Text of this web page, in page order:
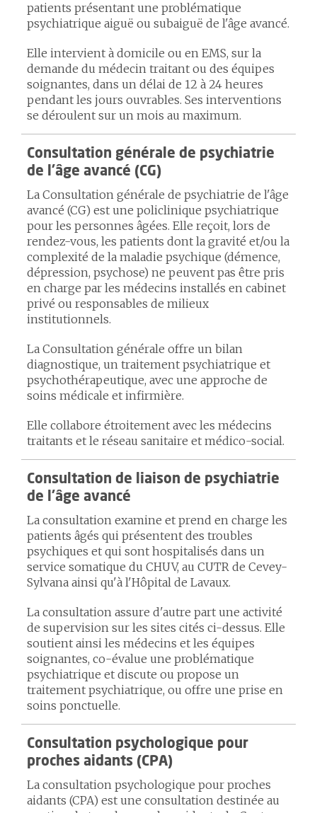
patients présentant une problématique
psychiatrique aiguë ou subaiguë de l'âge avancé.
Elle intervient à domicile ou en EMS, sur la
demande du médecin traitant ou des équipes
soignantes, dans un délai de 12 à 24 heures
pendant les jours ouvrables. Ses interventions
se déroulent sur un mois au maximum.
Consultation générale de psychiatrie
de l'âge avancé (CG)
La Consultation générale de psychiatrie de l'âge
avancé (CG) est une policlinique psychiatrique
pour les personnes âgées. Elle reçoit, lors de
rendez-vous, les patients dont la gravité et/ou la
complexité de la maladie psychique (démence,
dépression, psychose) ne peuvent pas être pris
en charge par les médecins installés en cabinet
privé ou responsables de milieux
institutionnels.
La Consultation générale offre un bilan
diagnostique, un traitement psychiatrique et
psychothérapeutique, avec une approche de
soins médicale et infirmière.
Elle collabore étroitement avec les médecins
traitants et le réseau sanitaire et médico-social.
Consultation de liaison de psychiatrie
de l'âge avancé
La consultation examine et prend en charge les
patients âgés qui présentent des troubles
psychiques et qui sont hospitalisés dans un
service somatique du CHUV, au CUTR de Cevey-
Sylvana ainsi qu'à l'Hôpital de Lavaux.
La consultation assure d'autre part une activité
de supervision sur les sites cités ci-dessus. Elle
soutient ainsi les médecins et les équipes
soignantes, co-évalue une problématique
psychiatrique et discute ou propose un
traitement psychiatrique, ou offre une prise en
soins ponctuelle.
Consultation psychologique pour
proches aidants (CPA)
La consultation psychologique pour proches
aidants (CPA) est une consultation destinée au